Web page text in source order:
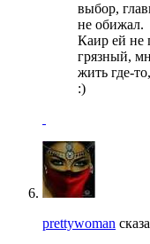
выбор,
не обижал.
Каир ей не
грязный,
жить где-
:)
prettywoman